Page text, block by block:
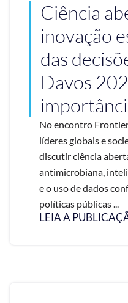
Ciência
inovação
das
Davos
No encontro
líderes globais e
discutir ciência
antimicrobiana,
e o uso de dados
políticas públicas ...
LEIA A